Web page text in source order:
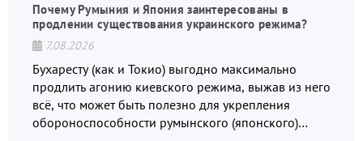
Почему Румыния и Япония заинтересованы в
продлении существования украинского режима?
7.08.2026
Бухаресту (как и Токио) выгодно максимально
продлить агонию киевского режима, выжав из него
всё, что может быть полезно для укрепления
обороноспособности румынского (японского)